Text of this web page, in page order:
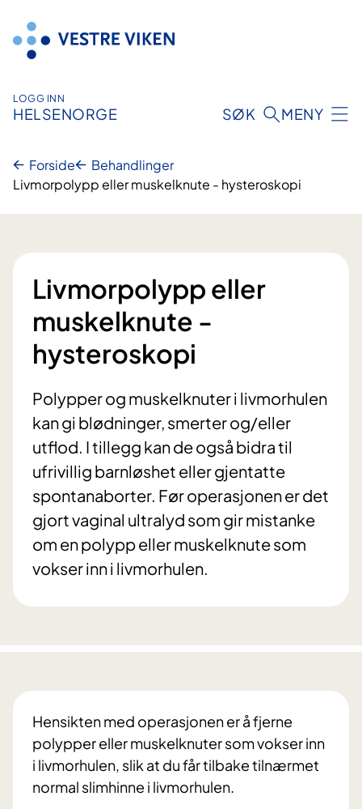
innhold
LOGG INN
HELSENORGE SØK MENY
Forside
Behandlinger
Livmorpolypp eller muskelknute - hysteroskopi
Livmorpolypp eller
muskelknute -
hysteroskopi
Polypper og muskelknuter i livmorhulen
kan gi blødninger, smerter og/eller
utflod. I tillegg kan de også bidra til
ufrivillig barnløshet eller gjentatte
spontanaborter. Før operasjonen er det
gjort vaginal ultralyd som gir mistanke
om en polypp eller muskelknute som
vokser inn i livmorhulen.
Hensikten med operasjonen er å fjerne
polypper eller muskelknuter som vokser inn
i livmorhulen, slik at du får tilbake tilnærmet
normal slimhinne i livmorhulen.